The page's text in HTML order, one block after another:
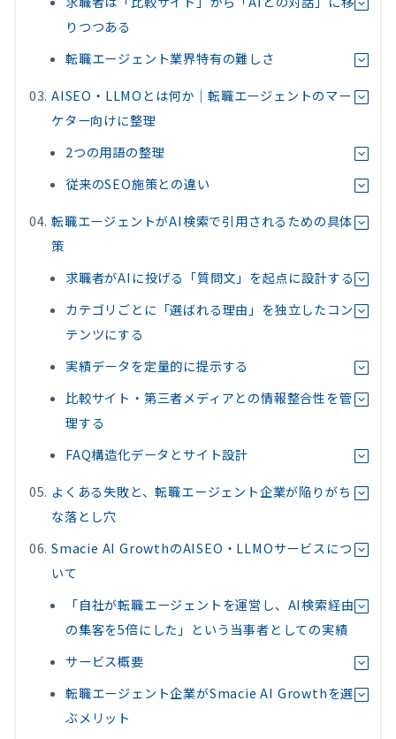
りつつある
転職エージェント業界特有の難しさ
AISEO・LLMOとは何か｜転職エージェントのマー
ケター向けに整理
2つの用語の整理
従来のSEO施策との違い
転職エージェントがAI検索で引用されるための具体
策
求職者がAIに投げる「質問文」を起点に設計する
カテゴリごとに「選ばれる理由」を独立したコン
テンツにする
実績データを定量的に提示する
比較サイト・第三者メディアとの情報整合性を管
理する
FAQ構造化データとサイト設計
よくある失敗と、転職エージェント企業が陥りがち
な落とし穴
Smacie AI GrowthのAISEO・LLMOサービスにつ
いて
「自社が転職エージェントを運営し、AI検索経由
の集客を5倍にした」という当事者としての実績
サービス概要
転職エージェント企業がSmacie AI Growthを選
ぶメリット